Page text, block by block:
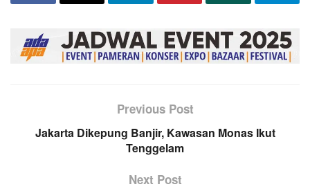
Previous Post
Jakarta Dikepung Banjir, Kawasan Monas Ikut
Tenggelam
Next Post